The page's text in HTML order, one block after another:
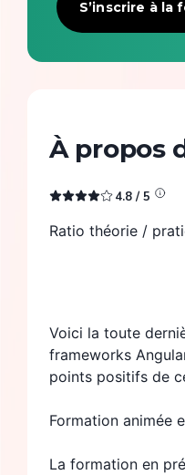
S’inscrire à la
À propos
4.8 / 5
Ratio théorie /
Voici la toute
frameworks
points positifs de
Formation animée
La formation en